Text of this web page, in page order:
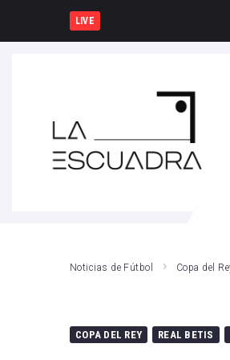
LIVE
Noticias de Fútbol Copa del
COPA DEL REY REAL BETIS
SEARCH THIS WEBSITE